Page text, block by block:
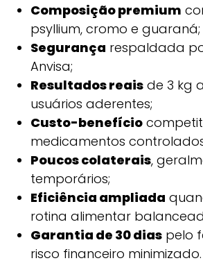
Composição premium
psyllium, cromo e guaraná;
Segurança respaldada
Anvisa;
Resultados reaisde 3 kg
usuários aderentes;
Custo-benefício
medicamentos
Poucos colaterais,
temporários;
Eficiência ampliada
rotina alimentar
Garantia de 30 diaspelo
risco financeiro minimizado.